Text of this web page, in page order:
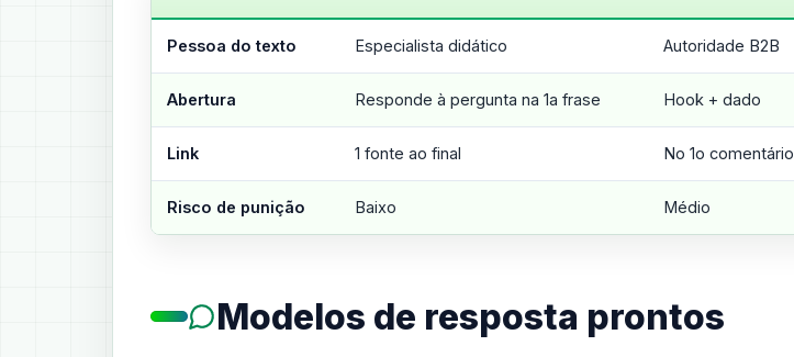
Pessoa do texto Especialista didático Autoridade B2B
Abertura Responde à pergunta na 1a frase Hook + dado
Link 1 fonte ao final No 1o comentário
Risco de punição Baixo Médio
Modelos de resposta prontos